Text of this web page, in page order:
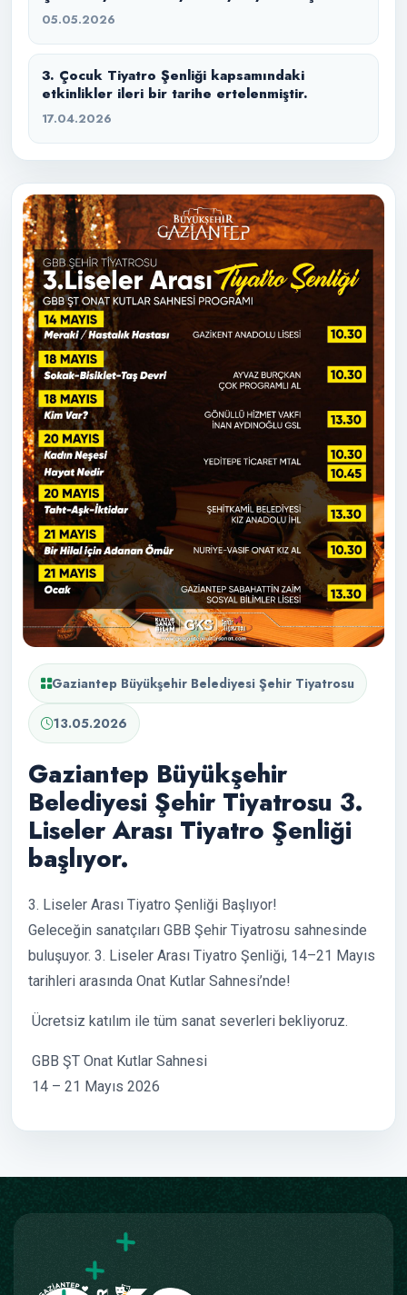
Gaziantep Büyükşehir Belediyesi Şehir Tiyatrosu
13.05.2026
Gaziantep Büyükşehir
Belediyesi Şehir Tiyatrosu 3.
Liseler Arası Tiyatro Şenliği
başlıyor.
3. Liseler Arası Tiyatro Şenliği Başlıyor!
Geleceğin sanatçıları GBB Şehir Tiyatrosu sahnesinde
buluşuyor. 3. Liseler Arası Tiyatro Şenliği, 14–21 Mayıs
tarihleri arasında Onat Kutlar Sahnesi’nde!
Ücretsiz katılım ile tüm sanat severleri bekliyoruz.
GBB ŞT Onat Kutlar Sahnesi
14 – 21 Mayıs 2026
05.05.2026
3. Çocuk Tiyatro Şenliği kapsamındaki
etkinlikler ileri bir tarihe ertelenmiştir.
17.04.2026